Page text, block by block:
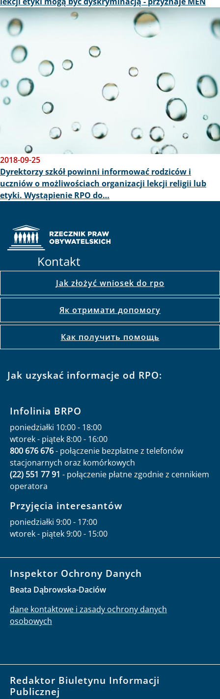
Obraz
2018-09-25
Dyrektorzy szkół powinni informować rodziców i
uczniów o możliwościach organizacji lekcji religii lub
etyki. Wystąpienie RPO do…
Kontakt
Jak złożyć wniosek do rpo
Як отримати допомогу
Как получить помощь
Jak uzyskać informacje od RPO:
Infolinia BRPO
poniedziałki 10:00 - 18:00
wtorek - piątek 8:00 - 16:00
800 676 676- połączenie bezpłatne z telefonów
stacjonarnych oraz komórkowych
(22) 551 77 91 - połączenie płatne zgodnie z cennikiem
operatora
Przyjęcia interesantów
poniedziałki 9:00 - 17:00
wtorek - piątek 9:00 - 15:00
Inspektor Ochrony Danych
Beata Dąbrowska-Daciów
dane kontaktowe i zasady ochrony danych
osobowych
Redaktor Biuletynu Informacji
Publicznej